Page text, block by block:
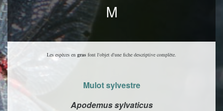
M
Les espèces en gras font l'objet d'une fiche descriptive complète.
Mulot sylvestre
Apodemus sylvaticus